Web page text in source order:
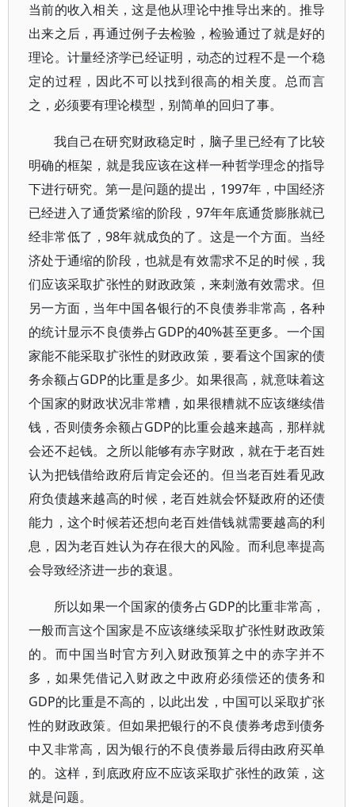
当前的收入相关，这是他从理论中推导出来的。推导
出来之后，再通过例子去检验，检验通过了就是好的
理论。计量经济学已经证明，动态的过程不是一个稳
定的过程，因此不可以找到很高的相关度。总而言
之，必须要有理论模型，别简单的回归了事。
我自己在研究财政稳定时，脑子里已经有了比较
明确的框架，就是我应该在这样一种哲学理念的指导
下进行研究。第一是问题的提出，1997年，中国经济
已经进入了通货紧缩的阶段，97年年底通货膨胀就已
经非常低了，98年就成负的了。这是一个方面。当经
济处于通缩的阶段，也就是有效需求不足的时候，我
们应该采取扩张性的财政政策，来刺激有效需求。但
另一方面，当年中国各银行的不良债券非常高，各种
的统计显示不良债券占GDP的40%甚至更多。一个国
家能不能采取扩张性的财政政策，要看这个国家的债
务余额占GDP的比重是多少。如果很高，就意味着这
个国家的财政状况非常糟，如果很糟就不应该继续借
钱，否则债务余额占GDP的比重会越来越高，那样就
会还不起钱。之所以能够有赤字财政，就在于老百姓
认为把钱借给政府后肯定会还的。但当老百姓看见政
府负债越来越高的时候，老百姓就会怀疑政府的还债
能力，这个时候若还想向老百姓借钱就需要越高的利
息，因为老百姓认为存在很大的风险。而利息率提高
会导致经济进一步的衰退。
所以如果一个国家的债务占GDP的比重非常高，
一般而言这个国家是不应该继续采取扩张性财政政策
的。而中国当时官方列入财政预算之中的赤字并不
多，如果凭借记入财政之中政府必须偿还的债务和
GDP的比重是不高的，以此出发，中国可以采取扩张
性的财政政策。但如果把银行的不良债券考虑到债务
中又非常高，因为银行的不良债券最后得由政府买单
的。这样，到底政府应不应该采取扩张性的政策，这
就是问题。